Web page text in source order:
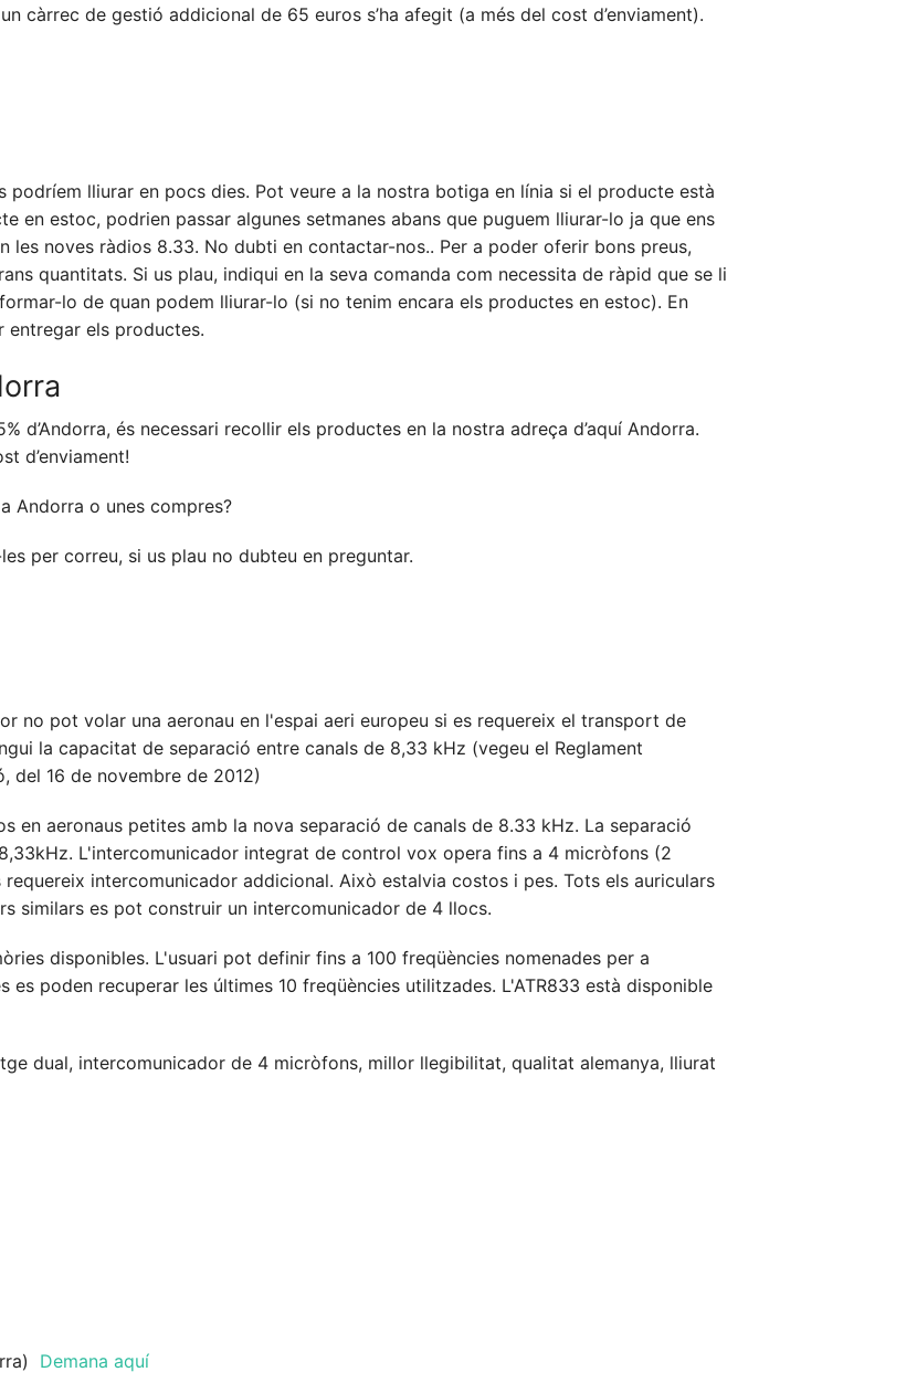
càrrec de gestió addicional de 65 euros s’ha afegit (a més del cost d’enviament).
podríem lliurar en pocs dies. Pot veure a la nostra botiga en línia si el producte està
en estoc, podrien passar algunes setmanes abans que puguem lliurar-lo ja que ens
les noves ràdios 8.33. No dubti en contactar-nos.. Per a poder oferir bons preus,
quantitats. Si us plau, indiqui en la seva comanda com necessita de ràpid que se li
lo de quan podem lliurar-lo (si no tenim encara els productes en estoc). En
entregar els productes.
d’Andorra, és necessari recollir els productes en la nostra adreça d’aquí Andorra.
d’enviament!
Andorra o unes compres?
per correu, si us plau no dubteu en preguntar.
no pot volar una aeronau en l'espai aeri europeu si es requereix el transport de
la capacitat de separació entre canals de 8,33 kHz (vegeu el Reglament
del 16 de novembre de 2012)
en aeronaus petites amb la nova separació de canals de 8.33 kHz. La separació
L'intercomunicador integrat de control vox opera fins a 4 micròfons (2
intercomunicador addicional. Això estalvia costos i pes. Tots els auriculars
similars es pot construir un intercomunicador de 4 llocs.
disponibles. L'usuari pot definir fins a 100 freqüències nomenades per a
es poden recuperar les últimes 10 freqüències utilitzades. L'ATR833 està disponible
dual, intercomunicador de 4 micròfons, millor llegibilitat, qualitat alemanya, lliurat
Demana aquí